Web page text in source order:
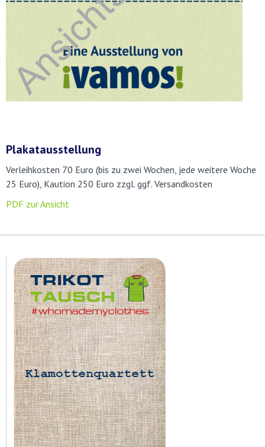
Plakatausstellung
Verleihkosten 70 Euro (bis zu zwei Wochen, jede weitere Woche
25 Euro), Kaution 250 Euro zzgl. ggf. Versandkosten
PDF zur Ansicht